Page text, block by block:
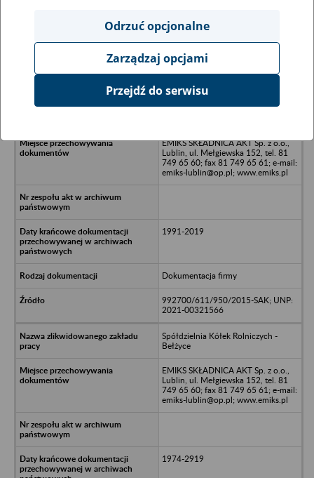
Ukryj wszystkie pozycje bazy
AOT ENERGY Servicer Sp. z o.o. w
EMIKS SKŁADNICA AKT Sp. z o.o.,
Lublin, ul. Mełgiewska 152, tel. 81
749 65 60; fax 81 749 65 61; e-mail:
emiks-lublin@op.pl; www.emiks.pl
1991-2019
Dokumentacja firmy
992700/611/950/2015-SAK; UNP:
2021-00321566
Spółdzielnia Kółek Rolniczych -
Bełżyce
EMIKS SKŁADNICA AKT Sp. z o.o.,
Lublin, ul. Mełgiewska 152, tel. 81
749 65 60; fax 81 749 65 61; e-mail:
emiks-lublin@op.pl; www.emiks.pl
1974-2919
Odrzuć opcjonalne
Zarządzaj opcjami
Przejdź do serwisu